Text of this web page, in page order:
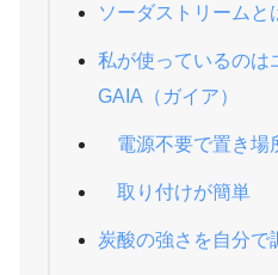
ソーダストリームと
私が使っているのは
GAIA（ガイア）
電源不要で置き場
取り付けが簡単
炭酸の強さを自分で